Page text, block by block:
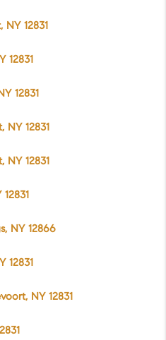
12831
12831
12831
NY 12831
NY 12831
NY 12866
12831
NY 12831